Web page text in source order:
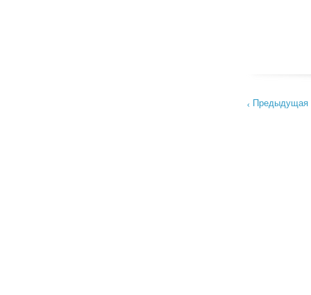
Предыдущая